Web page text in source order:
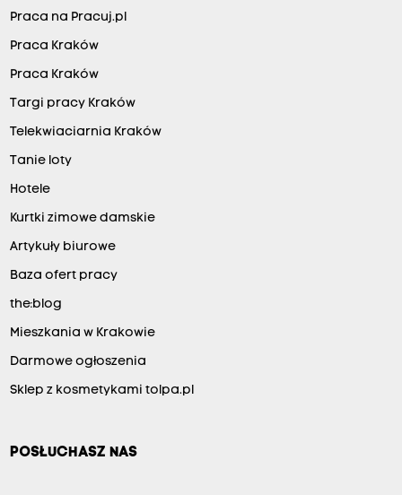
Praca na Pracuj.pl
Praca Kraków
Praca Kraków
Targi pracy Kraków
Telekwiaciarnia Kraków
Tanie loty
Hotele
Kurtki zimowe damskie
Artykuły biurowe
Baza ofert pracy
the:blog
Mieszkania w Krakowie
Darmowe ogłoszenia
Sklep z kosmetykami tolpa.pl
POSŁUCHASZ NAS